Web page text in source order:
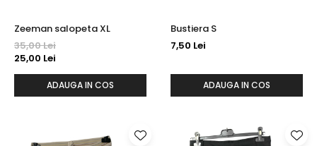
Zeeman salopeta XL
35,00 Lei
25,00 Lei
ADAUGA IN COS
Bustiera S
7,50 Lei
ADAUGA IN COS